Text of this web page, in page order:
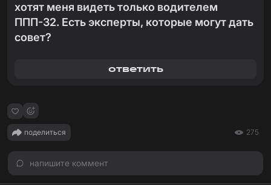
хотят меня видеть только водителем
ППП-32. Есть эксперты, которые могут дать
совет?
ответить
поделиться 275
напишите коммент